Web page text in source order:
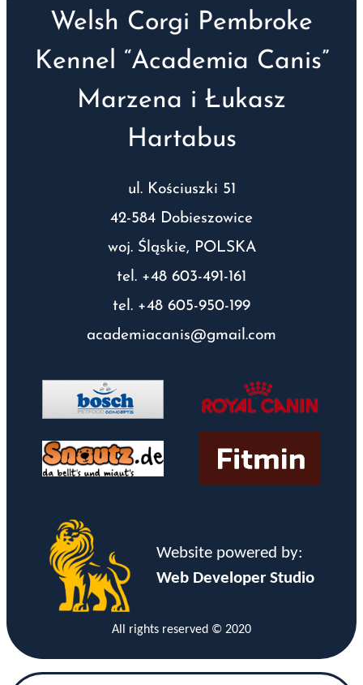
Welsh Corgi Pembroke
Kennel “Academia Canis”
Marzena i Łukasz
Hartabus
ul. Kościuszki 51
42-584 Dobieszowice
woj. Śląskie, POLSKA
tel. +48 603-491-161
tel. +48 605-950-199
academiacanis@gmail.com
Website powered by:
Web Developer Studio
All rights reserved © 2020